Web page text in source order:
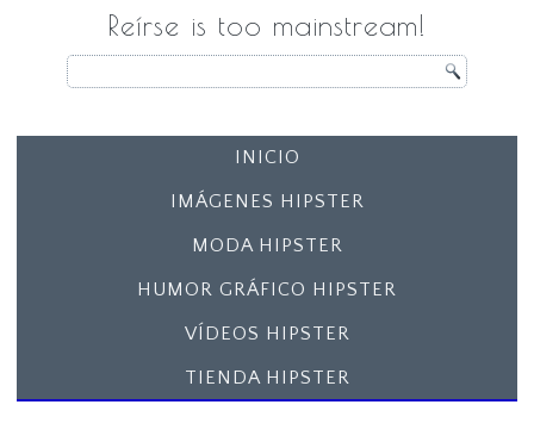
Reírse is too mainstream!
INICIO
IMÁGENES HIPSTER
MODA HIPSTER
HUMOR GRÁFICO HIPSTER
VÍDEOS HIPSTER
TIENDA HIPSTER